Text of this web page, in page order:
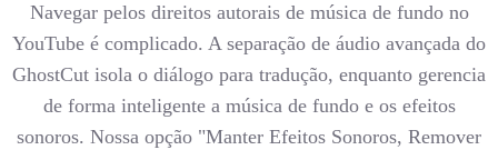
Navegar pelos direitos autorais de música de fundo no
YouTube é complicado. A separação de áudio avançada do
GhostCut isola o diálogo para tradução, enquanto gerencia
de forma inteligente a música de fundo e os efeitos
sonoros. Nossa opção "Manter Efeitos Sonoros, Remover